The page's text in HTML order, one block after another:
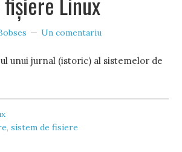
Un comentariu
unui jurnal (istoric) al sistemelor de
,sistem de fisiere